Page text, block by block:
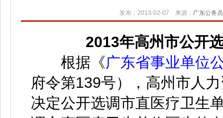
发布：2013-02-07 来源： 广东公务
2013年高州市公开
根据《广东省事业单位
府令第139号），高州市人
决定公开选调市直医疗卫生